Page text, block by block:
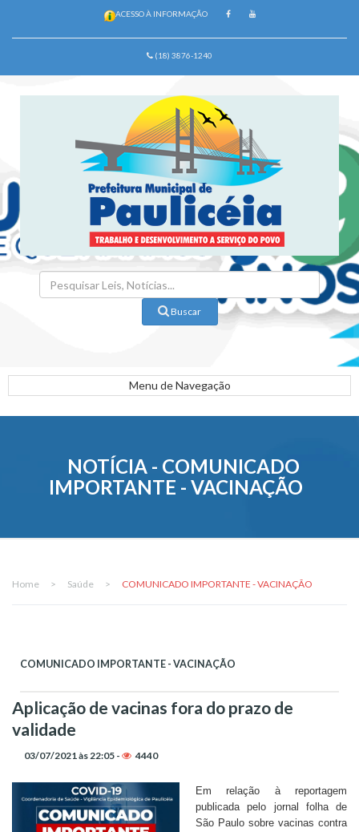
ACESSO À INFORMAÇÃO
(18) 3876-1240
Buscar
Menu de Navegação
NOTÍCIA - COMUNICADO
IMPORTANTE - VACINAÇÃO
Home > Saúde > COMUNICADO IMPORTANTE - VACINAÇÃO
COMUNICADO IMPORTANTE - VACINAÇÃO
Aplicação de vacinas fora do prazo de
validade
03/07/2021 às 22:05 - 4440
Em relação à reportagem
publicada pelo jornal folha de
São Paulo sobre vacinas contra